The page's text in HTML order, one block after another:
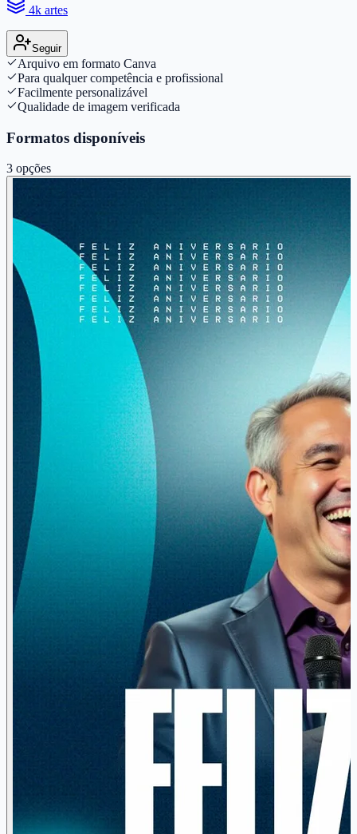
4k artes
Seguir
Arquivo em formato Canva
Para qualquer competência e profissional
Facilmente personalizável
Qualidade de imagem verificada
Formatos disponíveis
3 opções